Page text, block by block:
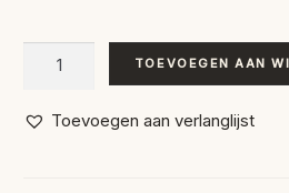
Swarovski
Druppel
TOEVOEGEN AAN
Toevoegen aan verlanglijst